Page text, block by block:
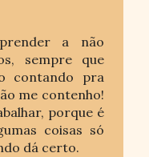
a não
sempre que
contando pra
me contenho!
porque é
coisas só
dá certo.